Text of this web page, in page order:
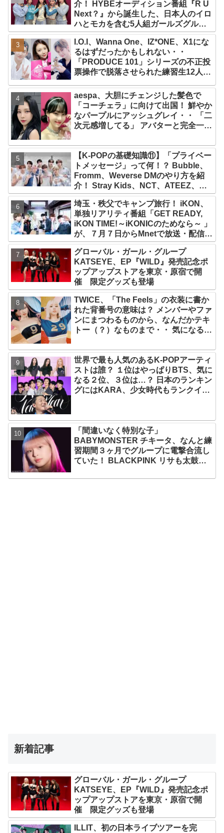
介！ HYBEオーディション番組『R U
Next？』から誕生した、日本人のイロ
ハとモカを含む5人組ガールズグルー
プ！ デビュー曲「Magnetic」がいき
なりの大ヒット
I.O.I、Wanna One、IZ*ONE、X1にな
るはずだったかもしれない・・
「PRODUCE 101」シリーズの不正投
票操作で脱落させられた練習生12人の
aespa、大胆にチェンジした髪色で
「コーチェラ」に向けて出国！ 鮮やか
なパープルにアッシュグレイ・・ 「二
次元感増してる」 アバターと完全一致
【K-POPの基礎知識⑪】「プライベー
トメッセージ」って何！？ Bubble、
Fromm、Weverse DMのやり方を紹
介！ Stray Kids、NCT、ATEEZ、
IVE、aespa、＆TEAM…推しと直接
チャットができる
埼玉・秩父でキャンプ旅行！ iKON、
単独リアリティ番組「GET READY,
iKON TIME!～iKONICのためなら～ 」
が、７月７日からMnetで放送・配信ス
タート
グローバル・ガール・グループ
KATSEYE、EP『WILD』発売記念ポ
ップアップストアを東京・原宿で開
催 限定グッズも登場
TWICE、「The Feels」の衣装に書か
れた背番号の意味は？ メンバーやファ
ンにまつわるものから、なんだかテキ
トー（？）なものまで・・ 気になるそ
世界で最も人気のあるK-POPアーティ
ストは誰？ １位はやっぱりBTS、気に
なる２位、３位は…？ 日本のランキン
グにはKARA、少女時代もランクイ
「間違いなく特別な子」
BABYMONSTER チキータ、なんと練
習期間３ヶ月でグループに電撃合流し
ていた！ BLACKPINK リサも太鼓
唸らせる
新着記事
グローバル・ガール・グループ
KATSEYE、EP『WILD』発売記念ポ
ップアップストアを東京・原宿で開
催 限定グッズも登場
ILLIT、初の日本ライブツアーを完